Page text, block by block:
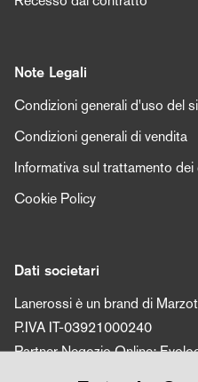
Note Legali
Condizioni generali d'uso del
Condizioni generali di vendita
Informativa sul trattamento
Cookie Policy
Dati societari
Lanerossi è un brand di
P.IVA IT-03921000240
Partner Negozio Online: